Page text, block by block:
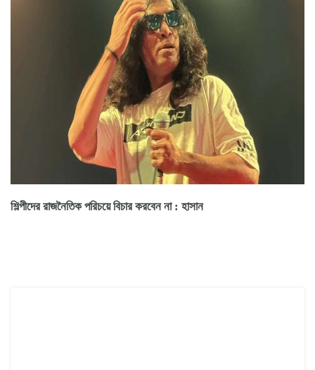
শিল্পীদের রাজনৈতিক পরিচয়ে বিচার করবেন না : হাসান